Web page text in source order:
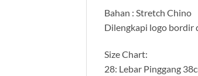
Bahan : Stretch Chino
Dilengkapi logo bordir
Size Chart:
28: Lebar Pinggang